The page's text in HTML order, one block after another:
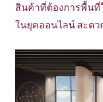
สินค้าที่ต้องการพื้นที่
ในยุคออนไลน์ สะด